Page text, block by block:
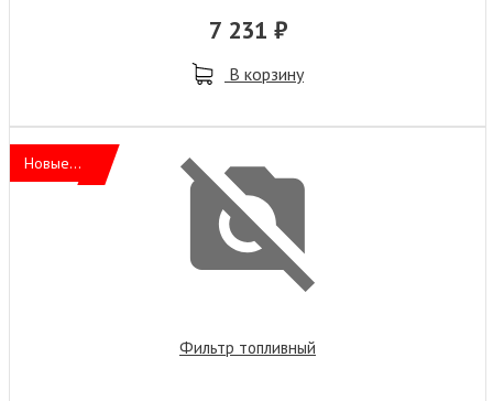
7 231 ₽
В корзину
Новые...
Фильтр топливный